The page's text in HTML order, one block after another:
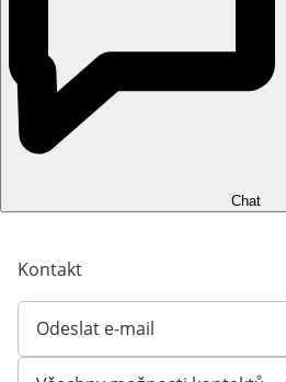
Chat
Kontakt
Odeslat e-mail
Otevírá e-mailového klienta